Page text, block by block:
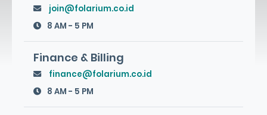
join@folarium.co.id
8 AM - 5 PM
Finance & Billing
finance@folarium.co.id
8 AM - 5 PM